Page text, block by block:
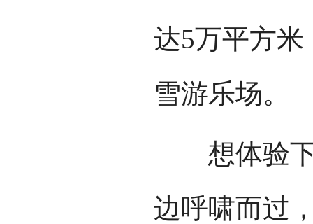
达5万平方
雪游乐场。
想体验下“
边呼啸而过